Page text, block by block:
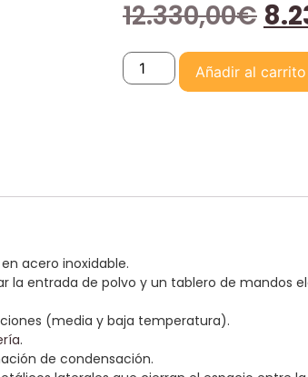
12.330,00€
Añadir al carrito
acero inoxidable.
la entrada de polvo y un tablero de mandos
(media y baja temperatura).
.
de condensación.